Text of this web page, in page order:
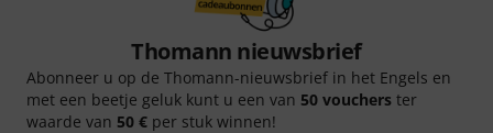
Thomann nieuwsbrief
Abonneer u op de Thomann-nieuwsbrief in het Engels en
met een beetje geluk kunt u een van 50 vouchers ter
waarde van 50 € per stuk winnen!